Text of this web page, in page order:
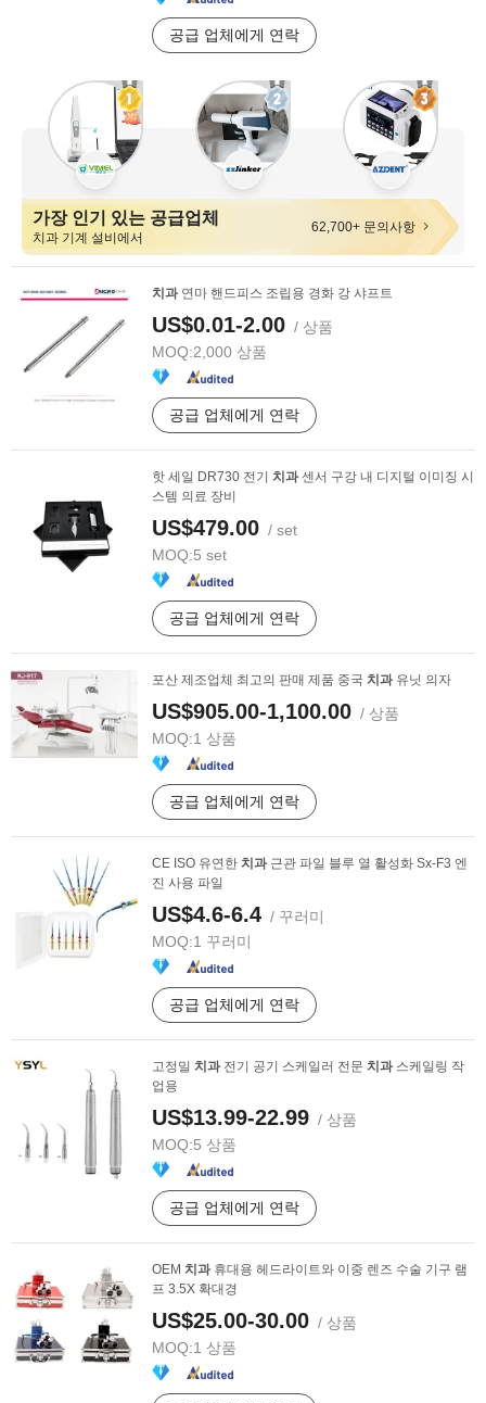
공급 업체에게 연락
가장 인기 있는 공급업체
치과 기계 설비에서
62,700+ 문의사항
치과연마 핸드피스 조립용 경화 강 샤프트
US$0.01-2.00 / 상품
MOQ:2,000 상품
공급 업체에게 연락
핫 세일 DR730 전기 치과센서 구강 내 디지털 이미징 시
스템 의료 장비
US$479.00 / set
MOQ:5 set
공급 업체에게 연락
포산 제조업체 최고의 판매 제품 중국 치과유닛 의자
US$905.00-1,100.00 / 상품
MOQ:1 상품
공급 업체에게 연락
CE ISO 유연한 치과근관 파일 블루 열 활성화 Sx-F3 엔
진 사용 파일
US$4.6-6.4 / 꾸러미
MOQ:1 꾸러미
공급 업체에게 연락
고정밀 치과전기 공기 스케일러 전문 치과스케일링 작
업용
US$13.99-22.99 / 상품
MOQ:5 상품
공급 업체에게 연락
OEM 치과휴대용 헤드라이트와 이중 렌즈 수술 기구 램
프 3.5X 확대경
US$25.00-30.00 / 상품
MOQ:1 상품